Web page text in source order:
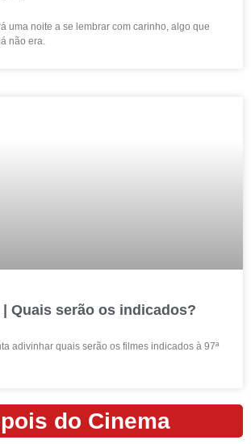
uma noite a se lembrar com carinho, algo que
não era.
| Quais serão os indicados?
adivinhar quais serão os filmes indicados à 97ª
do Cinema